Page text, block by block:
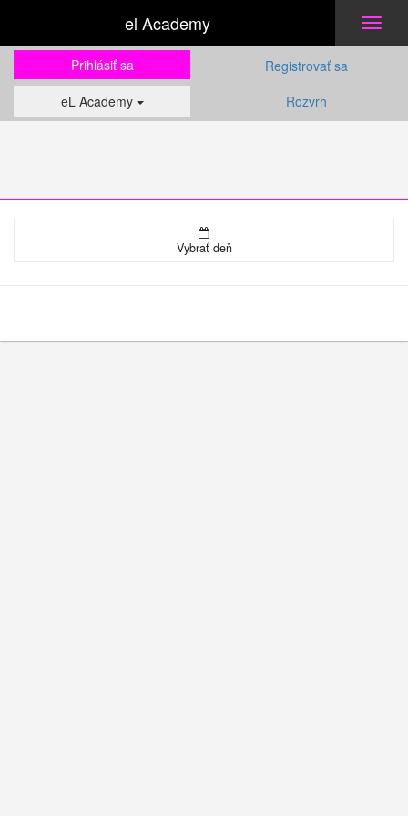
el Academy
Prihlásiť sa
Registrovať sa
eL Academy
Rozvrh
Vybrať deň